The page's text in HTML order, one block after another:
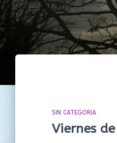
SIN CATEGORIA
Viernes